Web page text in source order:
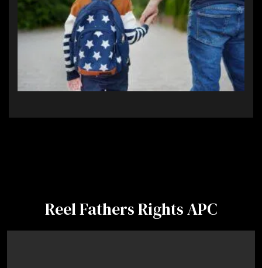
Reel Fathers Rights APC